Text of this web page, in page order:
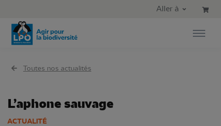
Aller au menu principal
Aller à
Toutes nos actualités
L’aphone sauvage
ACTUALITÉ